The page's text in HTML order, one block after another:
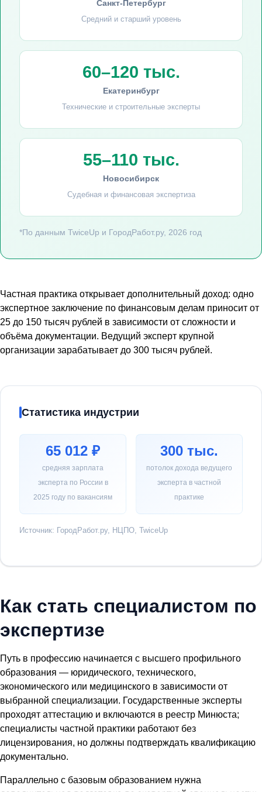
Санкт-Петербург
Средний и старший уровень
60–120 тыс.
Екатеринбург
Технические и строительные эксперты
55–110 тыс.
Новосибирск
Судебная и финансовая экспертиза
*По данным TwiceUp и ГородРабот.ру, 2026 год
Частная практика открывает дополнительный доход: одно
экспертное заключение по финансовым делам приносит от
25 до 150 тысяч рублей в зависимости от сложности и
объёма документации. Ведущий эксперт крупной
организации зарабатывает до 300 тысяч рублей.
Статистика индустрии
65 012 ₽
средняя зарплата
эксперта по России в
2025 году по вакансиям
300 тыс.
потолок дохода ведущего
эксперта в частной
практике
Источник: ГородРабот.ру, НЦПО, TwiceUp
Как стать специалистом по
экспертизе
Путь в профессию начинается с высшего профильного
образования — юридического, технического,
экономического или медицинского в зависимости от
выбранной специализации. Государственные эксперты
проходят аттестацию и включаются в реестр Минюста;
специалисты частной практики работают без
лицензирования, но должны подтверждать квалификацию
документально.
Параллельно с базовым образованием нужна